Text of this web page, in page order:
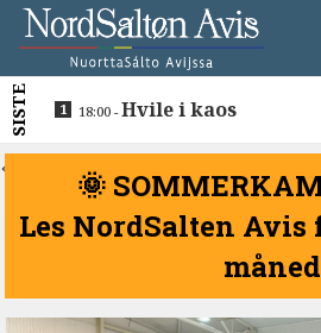
SISTE 18:00 -Hvile i kaos
<
🌞
Les NordSalten Avis
måned